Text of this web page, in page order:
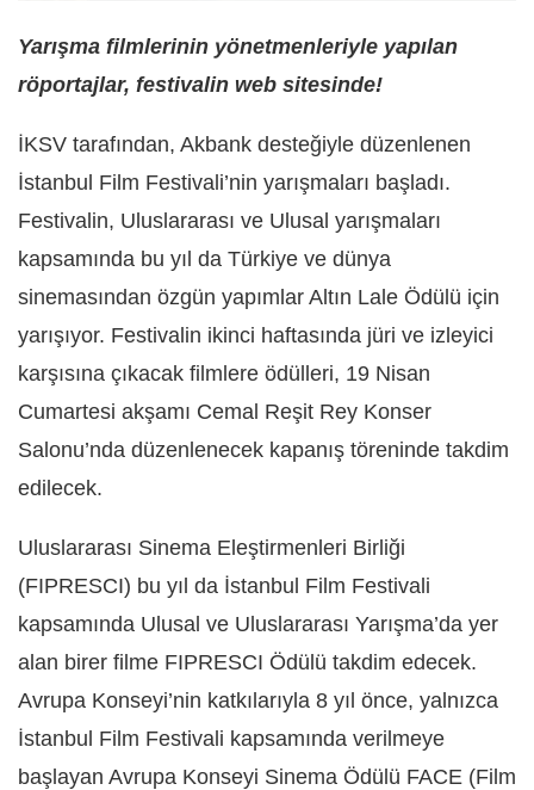
Yarışma filmlerinin yönetmenleriyle yapılan
röportajlar, festivalin web sitesinde!
İKSV tarafından, Akbank desteğiyle düzenlenen
İstanbul Film Festivali’nin yarışmaları başladı.
Festivalin, Uluslararası ve Ulusal yarışmaları
kapsamında bu yıl da Türkiye ve dünya
sinemasından özgün yapımlar Altın Lale Ödülü için
yarışıyor. Festivalin ikinci haftasında jüri ve izleyici
karşısına çıkacak filmlere ödülleri, 19 Nisan
Cumartesi akşamı Cemal Reşit Rey Konser
Salonu’nda düzenlenecek kapanış töreninde takdim
edilecek.
Uluslararası Sinema Eleştirmenleri Birliği
(FIPRESCI) bu yıl da İstanbul Film Festivali
kapsamında Ulusal ve Uluslararası Yarışma’da yer
alan birer filme FIPRESCI Ödülü takdim edecek.
Avrupa Konseyi’nin katkılarıyla 8 yıl önce, yalnızca
İstanbul Film Festivali kapsamında verilmeye
başlayan Avrupa Konseyi Sinema Ödülü FACE (Film